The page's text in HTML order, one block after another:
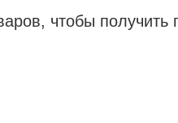
чтобы получить